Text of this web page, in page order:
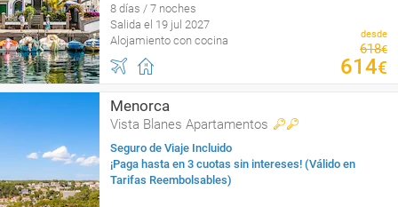
8 días / 7 noches
Salida el 19 jul 2027
Alojamiento con cocina
desde
618€
614€
Menorca
Vista Blanes Apartamentos
Seguro de Viaje Incluido
¡Paga hasta en 3 cuotas sin intereses! (Válido en
Tarifas Reembolsables)